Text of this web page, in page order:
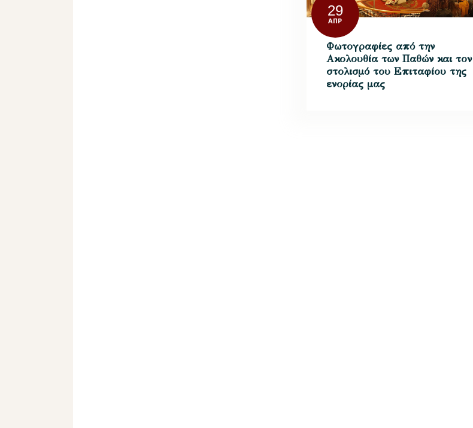
29
ΑΠΡ
Φωτογραφίες από την
Ακολουθία των Παθών και τον
στολισμό του Επιταφίου της
ενορίας μας